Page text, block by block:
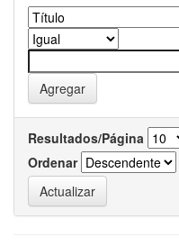
Resultados/Página
Ordenar